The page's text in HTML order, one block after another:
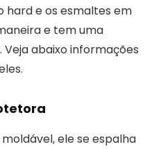
hard e os esmaltes em
e tem uma
abaixo informações
ele se espalha